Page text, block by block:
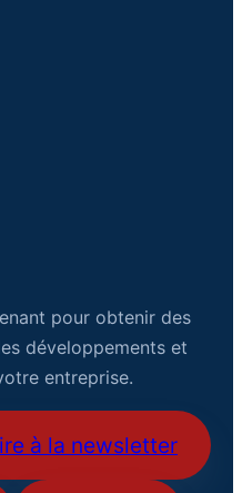
pour obtenir des
développements et
entreprise.
à la newsletter